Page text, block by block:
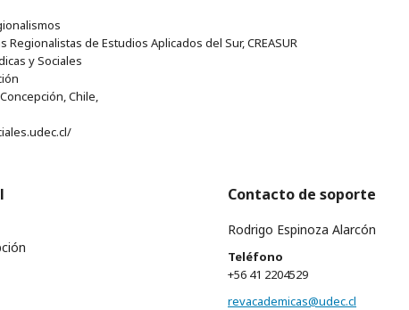
Regionalistas de Estudios Aplicados del Sur, CREASUR
y Sociales
Chile,
Contacto de soporte
Rodrigo Espinoza Alarcón
Teléfono
+56 41 2204529
revacademicas@udec.cl